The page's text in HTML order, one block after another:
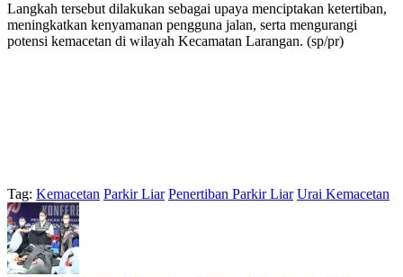
Langkah tersebut dilakukan sebagai upaya menciptakan ketertiban,
meningkatkan kenyamanan pengguna jalan, serta mengurangi
potensi kemacetan di wilayah Kecamatan Larangan. (sp/pr)
Tag: Kemacetan Parkir Liar Penertiban Parkir Liar Urai Kemacetan